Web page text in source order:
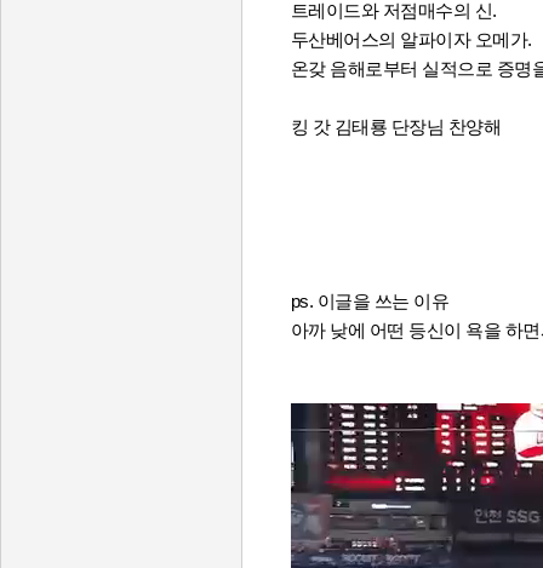
트레이드와 저점매수의 신.
두산베어스의 알파이자 오메가.
온갖 음해로부터 실적으로 증명
킹 갓 김태룡 단장님 찬양해
ps. 이글을 쓰는 이유
아까 낮에 어떤 등신이 욕을 하